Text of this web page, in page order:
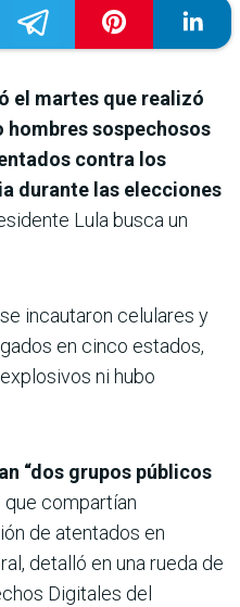
el martes que realizó
sospechosos
contra los
durante las elecciones
Lula busca un
incautaron celulares y
en cinco estados,
ni hubo
“dos grupos públicos
que compartían
de atentados en
detalló en una rueda de
Digitales del